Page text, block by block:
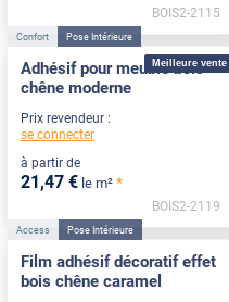
BOIS2-2115
Meilleure vente
Confort Pose Intérieure
Adhésif pour meuble bois
chêne moderne
Prix revendeur :
se connecter
à partir de
21,47 € le m² *
BOIS2-2119
Access Pose Intérieure
Film adhésif décoratif effet
bois chêne caramel